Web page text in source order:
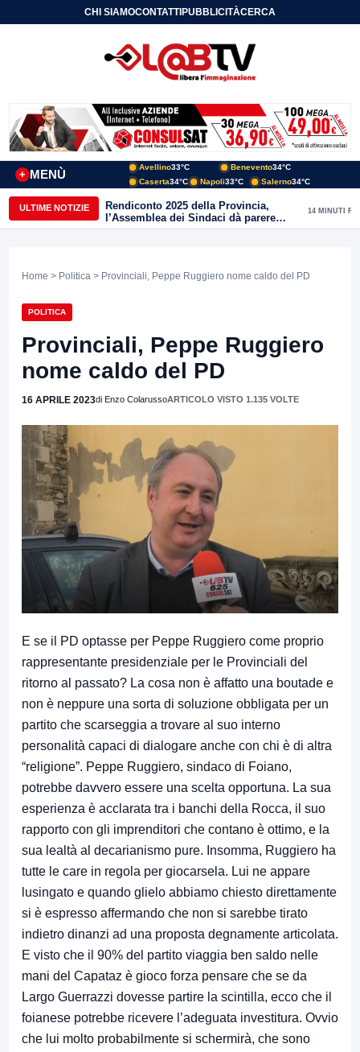
CHI SIAMOCONTATTIPUBBLICITÀCERCA
MENÙ
+
Avellino33°C Benevento34°C
Caserta34°C Napoli33°C Salerno34°C
ULTIME NOTIZIE
Rendiconto 2025 della Provincia,
l’Assemblea dei Sindaci dà parere
favorevole all’unanimità
14 MINUTI FA
Home > Politica > Provinciali, Peppe Ruggiero nome caldo del PD
POLITICA
Provinciali, Peppe Ruggiero
nome caldo del PD
16 APRILE 2023di Enzo ColarussoARTICOLO VISTO 1.135 VOLTE
E se il PD optasse per Peppe Ruggiero come proprio
rappresentante presidenziale per le Provinciali del
ritorno al passato? La cosa non è affatto una boutade e
non è neppure una sorta di soluzione obbligata per un
partito che scarseggia a trovare al suo interno
personalità capaci di dialogare anche con chi è di altra
“religione”. Peppe Ruggiero, sindaco di Foiano,
potrebbe davvero essere una scelta opportuna. La sua
esperienza è acclarata tra i banchi della Rocca, il suo
rapporto con gli imprenditori che contano è ottimo, e la
sua lealtà al decarianismo pure. Insomma, Ruggiero ha
tutte le care in regola per giocarsela. Lui ne appare
lusingato e quando glielo abbiamo chiesto direttamente
si è espresso affermando che non si sarebbe tirato
indietro dinanzi ad una proposta degnamente articolata.
E visto che il 90% del partito viaggia ben saldo nelle
mani del Capataz è gioco forza pensare che se da
Largo Guerrazzi dovesse partire la scintilla, ecco che il
foianese potrebbe ricevere l’adeguata investitura. Ovvio
che lui molto probabilmente si schermirà, che sono